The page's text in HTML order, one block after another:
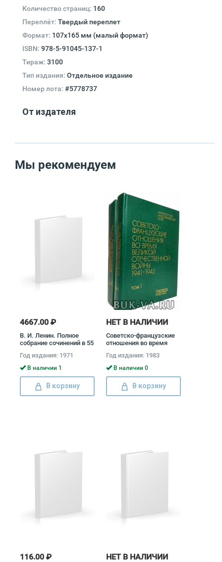
Количество страниц: 160
Переплёт: Твердый переплет
Формат: 107х165 мм (малый формат)
ISBN: 978-5-91045-137-1
Тираж: 3100
Тип издания: Отдельное издание
Номер лота: #5778737
От издателя
Мы рекомендуем
4667.00 ₽
В. И. Ленин. Полное
собрание сочинений в 55
Владимир Ленин
Год издания: 1971
В наличии 1
В корзину
НЕТ В НАЛИЧИИ
Советско-французские
отношения во время
войны 1941 - 1945
(комплект из 2 книг)
Год издания: 1983
В наличии 0
В корзину
116.00 ₽ НЕТ В НАЛИЧИИ